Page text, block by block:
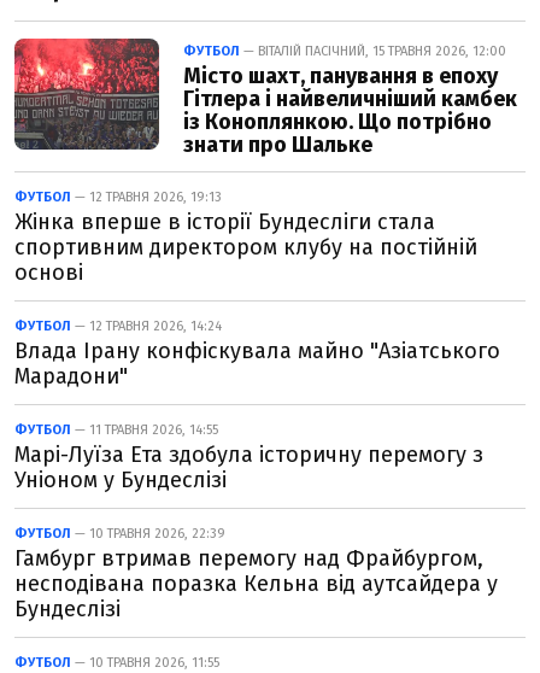
ФУТБОЛ — ВІТАЛІЙ ПАСІЧНИЙ, 15 ТРАВНЯ 2026, 12:00
Місто шахт, панування в епоху
Гітлера і найвеличніший камбек
із Коноплянкою. Що потрібно
знати про Шальке
ФУТБОЛ — 12 ТРАВНЯ 2026, 19:13
Жінка вперше в історії Бундесліги стала
спортивним директором клубу на постійній
основі
ФУТБОЛ — 12 ТРАВНЯ 2026, 14:24
Влада Ірану конфіскувала майно "Азіатського
Марадони"
ФУТБОЛ — 11 ТРАВНЯ 2026, 14:55
Марі-Луїза Ета здобула історичну перемогу з
Уніоном у Бундеслізі
ФУТБОЛ — 10 ТРАВНЯ 2026, 22:39
Гамбург втримав перемогу над Фрайбургом,
несподівана поразка Кельна від аутсайдера у
Бундеслізі
ФУТБОЛ — 10 ТРАВНЯ 2026, 11:55